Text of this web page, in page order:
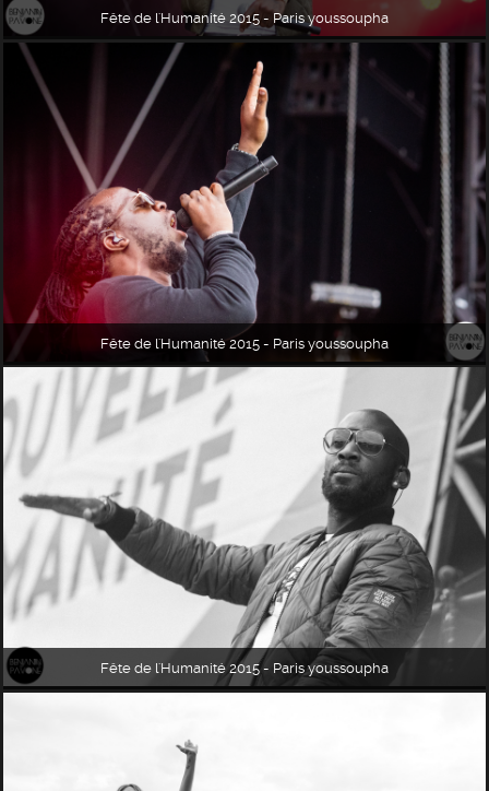
Fête de l'Humanité 2015 - Paris youssoupha
Fête de l'Humanité 2015 - Paris youssoupha
Fête de l'Humanité 2015 - Paris youssoupha